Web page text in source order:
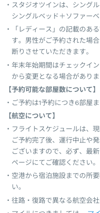
スタジオツインは、シング
シングルベッド＋ソファー
「レディース」の記載のあ
す。男性がご予約された場
断りさせていただきます。
年末年始期間はチェックイ
から変更となる場合がありま
【予約可能な部屋数について】
ご予約は1予約につき6部屋
【航空について】
フライトスケジュールは、現
ご予約完了後、運行中止や
ございますので、必ず、最
ページにてご確認ください。
空港から宿泊施設までの所
い。
往路・復路で異なる航空会